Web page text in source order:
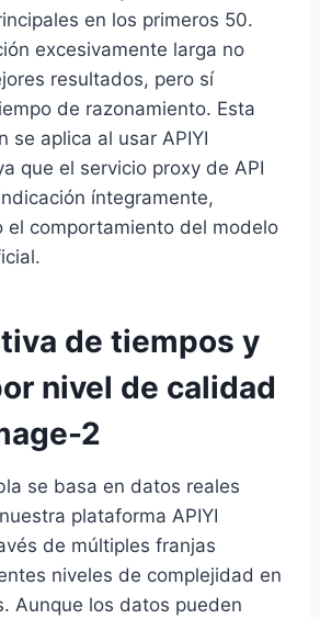
en los primeros 50.
excesivamente larga no
resultados, pero sí
de razonamiento. Esta
se aplica al usar APIYI
que el servicio proxy de API
íntegramente,
el comportamiento del modelo
de tiempos y
nivel de calidad
2
se basa en datos reales
plataforma APIYI
de múltiples franjas
niveles de complejidad en
Aunque los datos pueden